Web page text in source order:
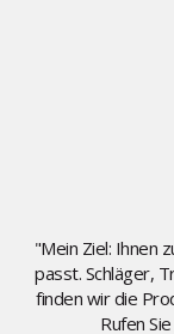
"Mein Ziel: Ihnen
passt. Schläger,
finden wir die
Rufen